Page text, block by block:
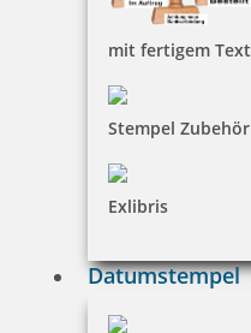
mit fertigem Text
Stempel Zubehör
Exlibris
Datumstempel